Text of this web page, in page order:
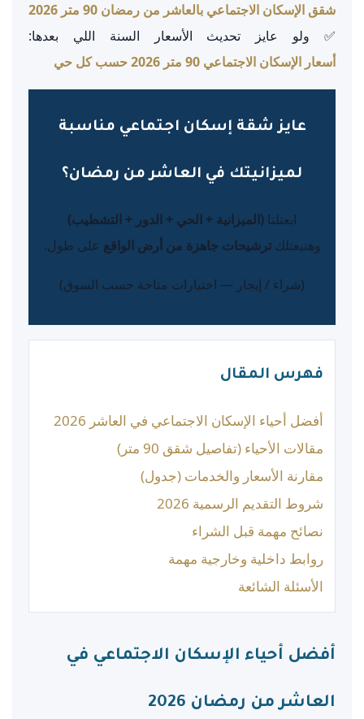
شقق الإسكان الاجتماعي بالعاشر من رمضان 90 متر 2026
✅ ولو عايز تحديث الأسعار السنة اللي بعدها:
أسعار الإسكان الاجتماعي 90 متر 2026 حسب كل حي
عايز شقة إسكان اجتماعي مناسبة
لميزانيتك في العاشر من رمضان؟
ابعتلنا (الميزانية + الحي + الدور + التشطيب)
وهنبعتلكترشيحات جاهزة من أرض الواقع على طول.
(شراء / إيجار — اختيارات متاحة حسب السوق)
فهرس المقال
أفضل أحياء الإسكان الاجتماعي في العاشر 2026
مقالات الأحياء (تفاصيل شقق 90 متر)
مقارنة الأسعار والخدمات (جدول)
شروط التقديم الرسمية 2026
نصائح مهمة قبل الشراء
روابط داخلية وخارجية مهمة
الأسئلة الشائعة
أفضل أحياء الإسكان الاجتماعي في
العاشر من رمضان 2026